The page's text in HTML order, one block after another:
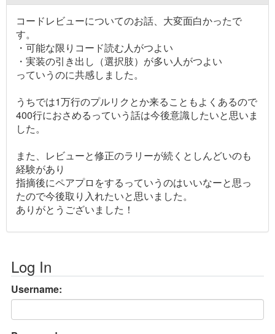
コードレビューについてのお話、大変面白かったで
す。
・可能な限りコード読む人がつよい
・実装の引き出し（選択肢）が多い人がつよい
っていうのに共感しました。
うちでは1万行のプルリクとか来ることもよくあるので
400行におさめるっていう話は今後意識したいと思いま
した。
また、レビューと修正のラリーが続くとしんどいのも
経験があり
指摘後にペアプロをするっていうのはいいなーと思っ
たので今後取り入れたいと思いました。
ありがとうございました！
Log In
Username: